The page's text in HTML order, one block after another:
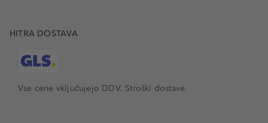
HITRA DOSTAVA
Vse cene vključujejo DDV. Stroški dostave.